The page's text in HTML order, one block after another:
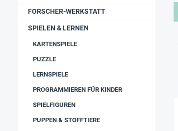
FORSCHER-WERKSTATT
SPIELEN & LERNEN
KARTENSPIELE
PUZZLE
LERNSPIELE
PROGRAMMIEREN FÜR KINDER
SPIELFIGUREN
PUPPEN & STOFFTIERE